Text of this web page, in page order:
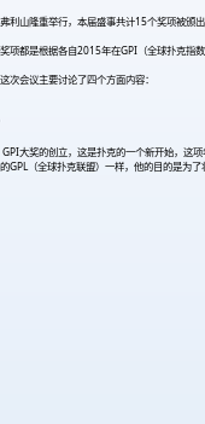
山隆重举行，本届盛事共计15个奖项被
都是根据各自2015年在GPI（全球扑克指
次会议主要讨论了四个方面内容：
奖的创立，这是扑克的一个新开始，这
（全球扑克联盟）一样，他的目的是为